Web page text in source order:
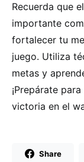
Recuerda que
importante
fortalecer tu
juego. Utiliza
metas y
¡Prepárate
victoria en el
Share